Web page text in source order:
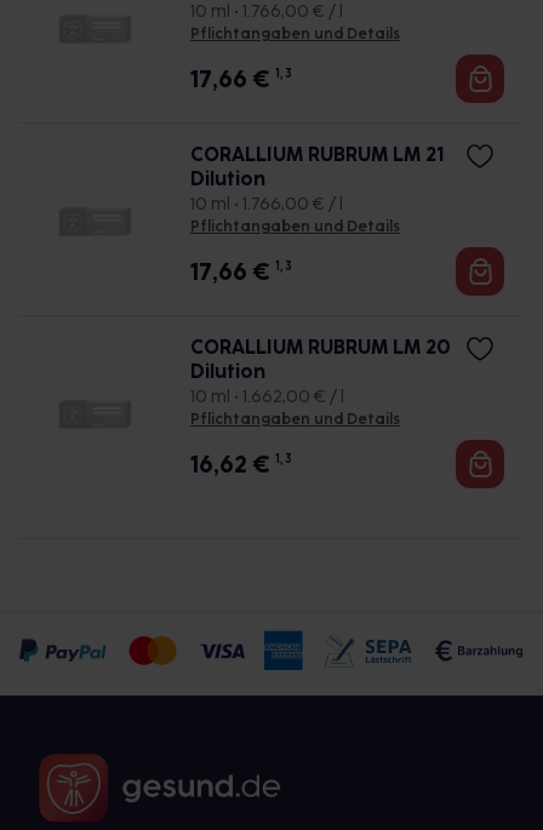
10 ml • 1.766,00 € / l
Pflichtangaben und Details
17,66 € 1, 3
CORALLIUM RUBRUM LM 21
Dilution
10 ml • 1.766,00 € / l
Pflichtangaben und Details
17,66 € 1, 3
CORALLIUM RUBRUM LM 20
Dilution
10 ml • 1.662,00 € / l
Pflichtangaben und Details
16,62 € 1, 3